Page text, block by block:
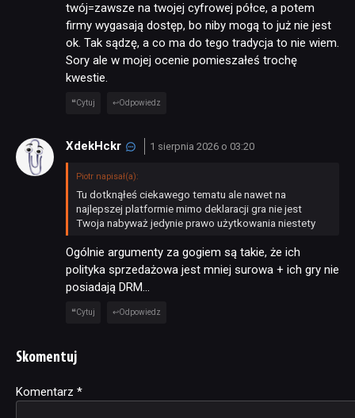
twój=zawsze na twojej cyfrowej półce, a potem
firmy wygasają dostęp, bo niby mogą to już nie jest
ok. Tak sądzę, a co ma do tego tradycja to nie wiem.
Sory ale w mojej ocenie pomieszałeś trochę
kwestie.
Cytuj Odpowiedz
XdekHckr 1 sierpnia 2026 o 03:20
Piotr napisał(a):
Tu dotknąłeś ciekawego tematu ale nawet na
najlepszej platformie mimo deklaracji gra nie jest
Twoja nabyważ jedynie prawo użytkowania niestety
Ogólnie argumenty za gogiem są takie, że ich
polityka sprzedażowa jest mniej surowa + ich gry nie
posiadają DRM…
Cytuj Odpowiedz
Skomentuj
Komentarz *
Alternative: